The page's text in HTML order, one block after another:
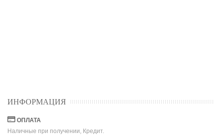
ИНФОРМАЦИЯ
ОПЛАТА
Наличные при получении, Кредит.